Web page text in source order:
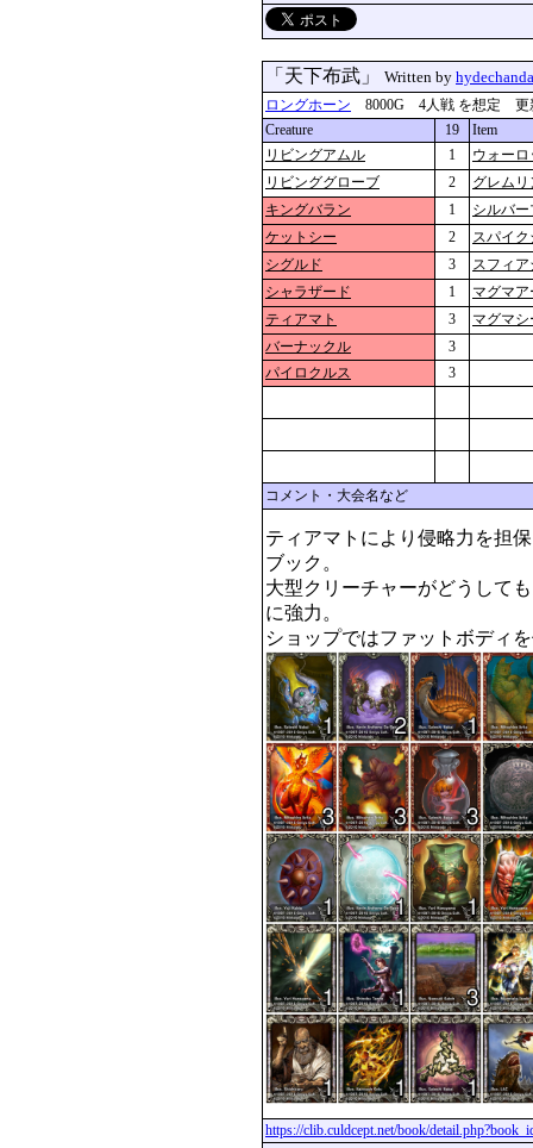
「天下布武」 Written by
ロングホーン 8000G 4人戦 を想定 更新
Creature
19
Item
リビングアムル
1
ウォー
リビンググローブ
2
グレム
キングバラン
1
シルバ
ケットシー
2
スパイ
シグルド
3
スフィ
シャラザード
1
マグマ
ティアマト
3
マグマ
バーナックル
3
パイロクルス
3
コメント・大会名など
ティアマトにより侵略力を担
ブック。
大型クリーチャーがどうして
に強力。
ショップではファットボディ
https://clib.culdcept.net/book/